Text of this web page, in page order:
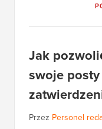
Jak
swoje
Przez Personel